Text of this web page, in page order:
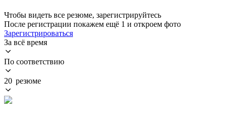
Чтобы видеть все резюме, зарегистрируйтесь
После регистрации покажем ещё 1 и откроем фото
Зарегистрироваться
За всё время
По соответствию
20 резюме